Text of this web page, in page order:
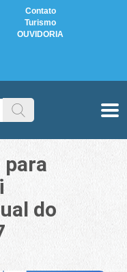
Contato
Turismo
OUVIDORIA
do